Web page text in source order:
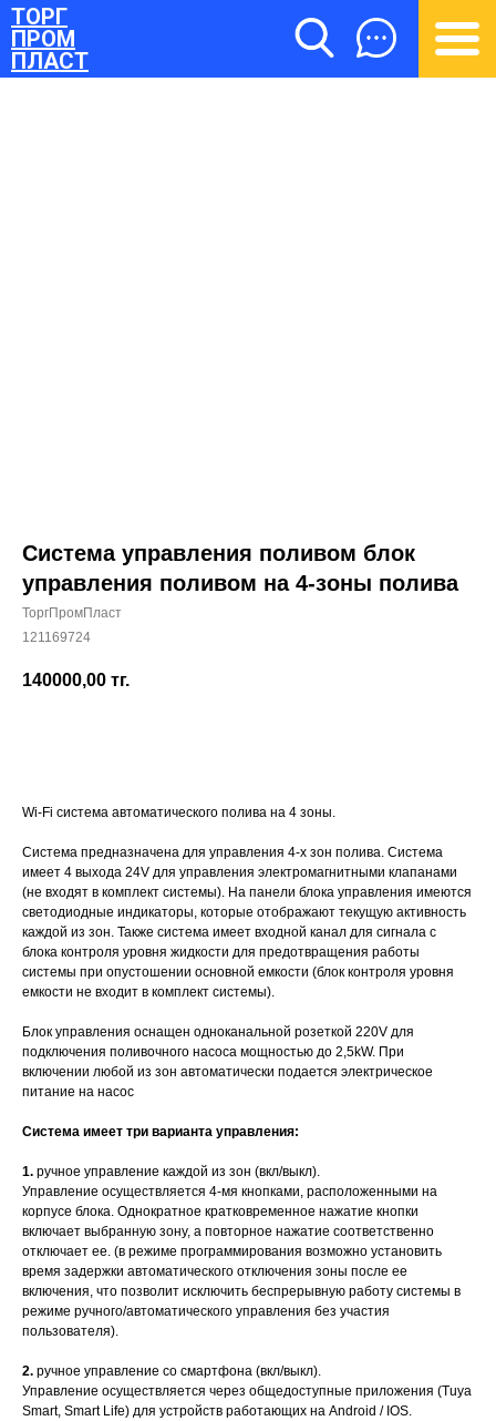
ТОРГ
ПРОМ
ПЛАСТ
(700) 730-70-73
Система управления поливом блок
управления поливом на 4-зоны полива
ТоргПромПласт
121169724
140000,00 тг.
Wi-Fi система автоматического полива на 4 зоны.
Система предназначена для управления 4-х зон полива. Система
имеет 4 выхода 24V для управления электромагнитными клапанами
(не входят в комплект системы). На панели блока управления имеются
светодиодные индикаторы, которые отображают текущую активность
каждой из зон. Также система имеет входной канал для сигнала с
блока контроля уровня жидкости для предотвращения работы
системы при опустошении основной емкости (блок контроля уровня
емкости не входит в комплект системы).
Блок управления оснащен одноканальной розеткой 220V для
подключения поливочного насоса мощностью до 2,5kW. При
включении любой из зон автоматически подается электрическое
питание на насос
Система имеет три варианта управления:
1. ручное управление каждой из зон (вкл/выкл).
Управление осуществляется 4-мя кнопками, расположенными на
корпусе блока. Однократное кратковременное нажатие кнопки
включает выбранную зону, а повторное нажатие соответственно
отключает ее. (в режиме программирования возможно установить
время задержки автоматического отключения зоны после ее
включения, что позволит исключить беспрерывную работу системы в
режиме ручного/автоматического управления без участия
пользователя).
2. ручное управление со смартфона (вкл/выкл).
Управление осуществляется через общедоступные приложения (Tuya
Smart, Smart Life) для устройств работающих на Android / IOS.